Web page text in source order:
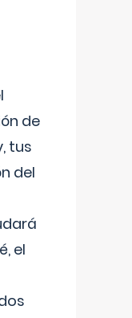
de
tus
del
el